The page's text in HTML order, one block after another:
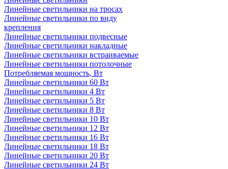
Линейные светильники на тросах
Линейные светильники по виду
крепления
Линейные светильники подвесные
Линейные светильники накладные
Линейные светильники встраиваемые
Линейные светильники потолочные
Потребляемая мощность, Вт
Линейные светильники 60 Вт
Линейные светильники 4 Вт
Линейные светильники 5 Вт
Линейные светильники 8 Вт
Линейные светильники 10 Вт
Линейные светильники 12 Вт
Линейные светильники 16 Вт
Линейные светильники 18 Вт
Линейные светильники 20 Вт
Линейные светильники 24 Вт